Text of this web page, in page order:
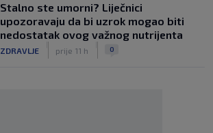
Stalno ste umorni? Liječnici
upozoravaju da bi uzrok mogao biti
nedostatak ovog važnog nutrijenta
ZDRAVLJE prije 11 h 0